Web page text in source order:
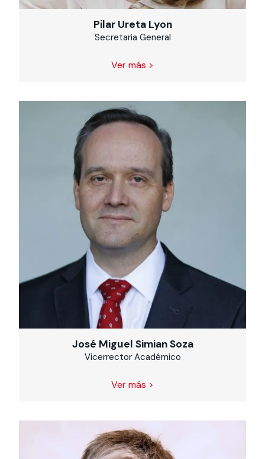
Pilar Ureta Lyon
Secretaria General
Ver más >
José Miguel Simian Soza
Vicerrector Académico
Ver más >